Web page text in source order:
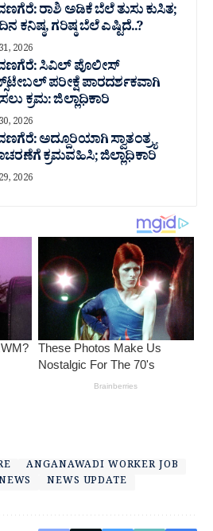
ರಾಶಿ ಅಡಿಕೆ ಬೆಲೆ ತುಸು‌ ಕುಸಿತ;
ಕನಿಷ್ಠ, ಗರಿಷ್ಠ ಬೆಲೆ ಎಷ್ಟಿದೆ..?
2026
ಸಿವಿಲ್ ಪೊಲೀಸ್
ಪರೀಕ್ಷೆ ಪಾರದರ್ಶಕವಾಗಿ
ಕ್ರಮ: ಜಿಲ್ಲಾಧಿಕಾರಿ
2026
ಅದ್ದೂರಿಯಾಗಿ ಸ್ವಾತಂತ್ರ್ಯ
ಕ್ರಮವಹಿಸಿ; ಜಿಲ್ಲಾಧಿಕಾರಿ
2026
ANGANAWADI WORKER JOB
NEWS UPDATE